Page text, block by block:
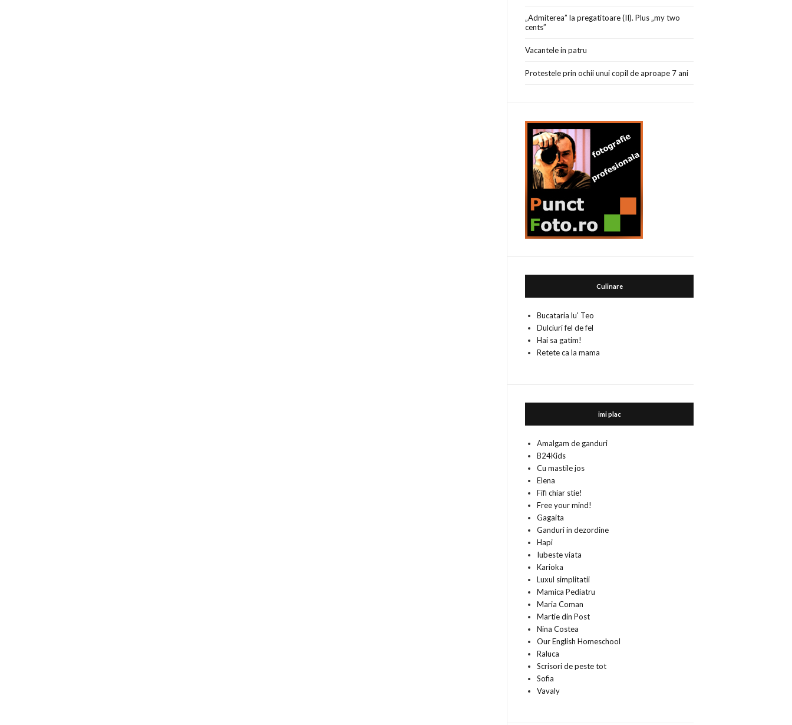
„Admiterea” la pregatitoare (II). Plus „my two
cents”
Vacantele in patru
Protestele prin ochii unui copil de aproape 7 ani
Culinare
Bucataria lu' Teo
Dulciuri fel de fel
Hai sa gatim!
Retete ca la mama
imi plac
Amalgam de ganduri
B24Kids
Cu mastile jos
Elena
Fifi chiar stie!
Free your mind!
Gagaita
Ganduri in dezordine
Hapi
Iubeste viata
Karioka
Luxul simplitatii
Mamica Pediatru
Maria Coman
Martie din Post
Nina Costea
Our English Homeschool
Raluca
Scrisori de peste tot
Sofia
Vavaly